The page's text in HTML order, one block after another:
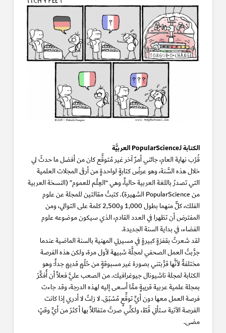
الكتابة لـPopularScience العربيَّة
قُرْب نهاية العام، جائني أمرٌ آخر غير مُتوقَّع كان من أفضل ما حدثَ لي
خلال هذه السَّنة، وهو عرضُ كتابةٍ لواحدةٍ من أرقى المجلات العلمية
التي تصدرُ باللغة العربية حالياً، وهي “العِلْم للعموم” (النسخة العربية
من PopularScience الشهيرة). كتبتُ مقالتين للمجلة عن علوم
الفلك، كلٌّ منهما بطول 1,000 و2,500 كلمة على التوالي، ومن
المفترض أن تظهرا في العدد القادم، الذي سيكون موضوعه علوم
الفضاء، في بداية السنة الجديدة.
لقد شعرتُ بقفزةٍ كبيرةٍ في مسيرتي المهنية بالسنة الماضية عندما
جرَّبتُ العمل الصحفي لمجلَّة شبيهة لأول مرة، ولكن هذه الفرصة
مختلفةٌ لأنَّها قرَّبتني بصورة غير مسبوقةٍ من حُلُمٍ قديمٍ جداً: وهو
الكتابة لمجلة ناشيونال جيوغرافيك. من الصعب عليَّ فعلاً أن أُفكِّرَ
بمجلة علمية عربية قريبةٍ ممَّا أسعى إليه لهذه الدرجة، وقد جاءت
فرصة العمل معها دون أيِّ توقِّعٍ مُسْبَق. لا زلتُ لا أدري إذا كانت
الفرصة الآتية ستأتي قَطّ، ولكنِّي صرتُ متفائلاً بها أكثرَ من أيِّ وقتٍ
مضى.